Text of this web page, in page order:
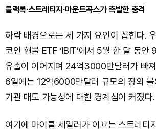
블랙록·스트레티지·마운트곡스가 촉발한 충격
하락 배경으로는 세 가지 요인이 꼽힌다.
코인 현물 ETF ‘IBIT’에서 5월 한 달 동안
유출이 이어지며 24억3000만달러가 빠
6일에는 12억6000만달러 규모의 장외 블
기관 매도 가능성에 대한 경계심이 커졌다.
여기에 마이클 세일러가 이끄는 스트레